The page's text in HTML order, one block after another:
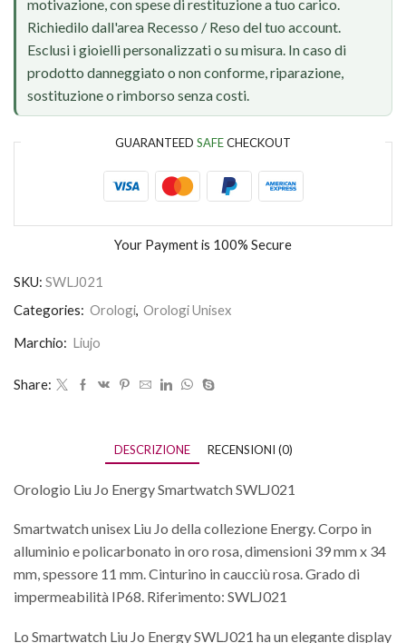
motivazione, con spese di restituzione a tuo carico.
Richiedilo dall'area Recesso / Reso del tuo account.
Esclusi i gioielli personalizzati o su misura. In caso di
prodotto danneggiato o non conforme, riparazione,
sostituzione o rimborso senza costi.
GUARANTEED SAFECHECKOUT
Your Payment is 100% Secure
SKU: SWLJ021
Categories: Orologi, Orologi Unisex
Marchio: Liujo
Share:
DESCRIZIONE RECENSIONI (0)
Orologio Liu Jo Energy Smartwatch SWLJ021
Smartwatch unisex Liu Jo della collezione Energy. Corpo in
alluminio e policarbonato in oro rosa, dimensioni 39 mm x 34
mm, spessore 11 mm. Cinturino in caucciù rosa. Grado di
impermeabilità IP68. Riferimento: SWLJ021
Lo Smartwatch Liu Jo Energy SWLJ021 ha un elegante display